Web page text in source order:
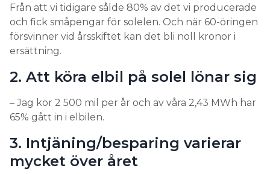
Från att vi tidigare sålde 80% av det vi producerade
och fick småpengar för solelen. Och när 60-öringen
försvinner vid årsskiftet kan det bli noll kronor i
ersättning.
2. Att köra elbil på solel lönar sig
– Jag kör 2 500 mil per år och av våra 2,43 MWh har
65% gått in i elbilen.
3. Intjäning/besparing varierar
mycket över året